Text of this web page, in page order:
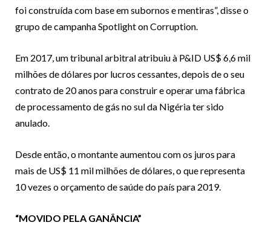
foi construída com base em subornos e mentiras”, disse o
grupo de campanha Spotlight on Corruption.
Em 2017, um tribunal arbitral atribuiu à P&ID US$ 6,6 mil
milhões de dólares por lucros cessantes, depois de o seu
contrato de 20 anos para construir e operar uma fábrica
de processamento de gás no sul da Nigéria ter sido
anulado.
Desde então, o montante aumentou com os juros para
mais de US$ 11 mil milhões de dólares, o que representa
10 vezes o orçamento de saúde do país para 2019.
“MOVIDO PELA GANÂNCIA”